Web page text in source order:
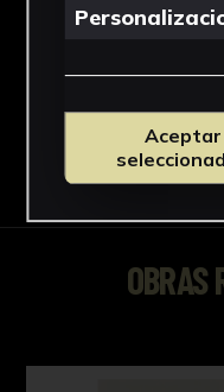
OBRAS
Aceptar